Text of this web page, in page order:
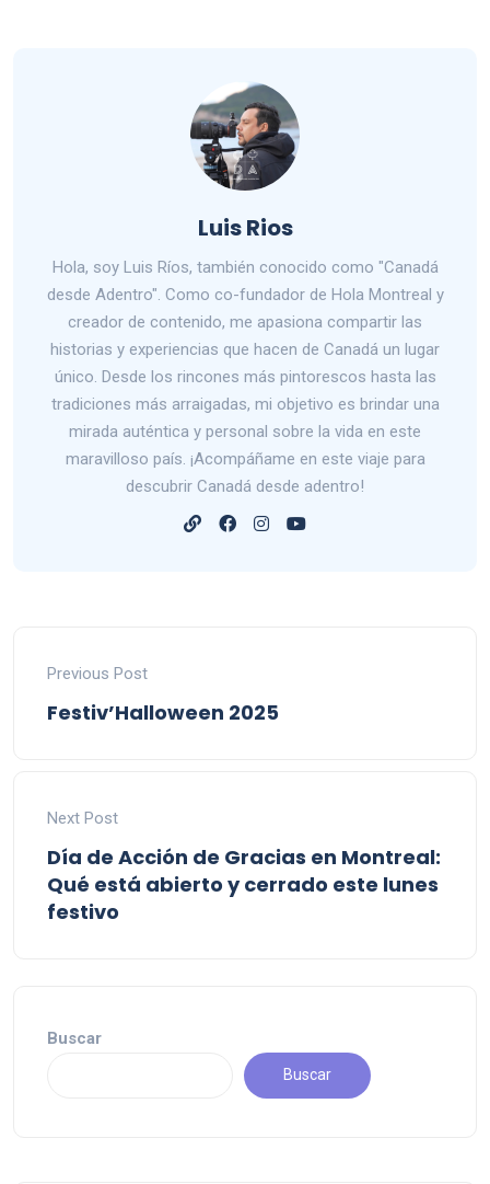
Luis Rios
Hola, soy Luis Ríos, también conocido como "Canadá
desde Adentro". Como co-fundador de Hola Montreal y
creador de contenido, me apasiona compartir las
historias y experiencias que hacen de Canadá un lugar
único. Desde los rincones más pintorescos hasta las
tradiciones más arraigadas, mi objetivo es brindar una
mirada auténtica y personal sobre la vida en este
maravilloso país. ¡Acompáñame en este viaje para
descubrir Canadá desde adentro!
Previous Post
Festiv’Halloween 2025
Next Post
Día de Acción de Gracias en Montreal:
Qué está abierto y cerrado este lunes
festivo
Buscar
Buscar